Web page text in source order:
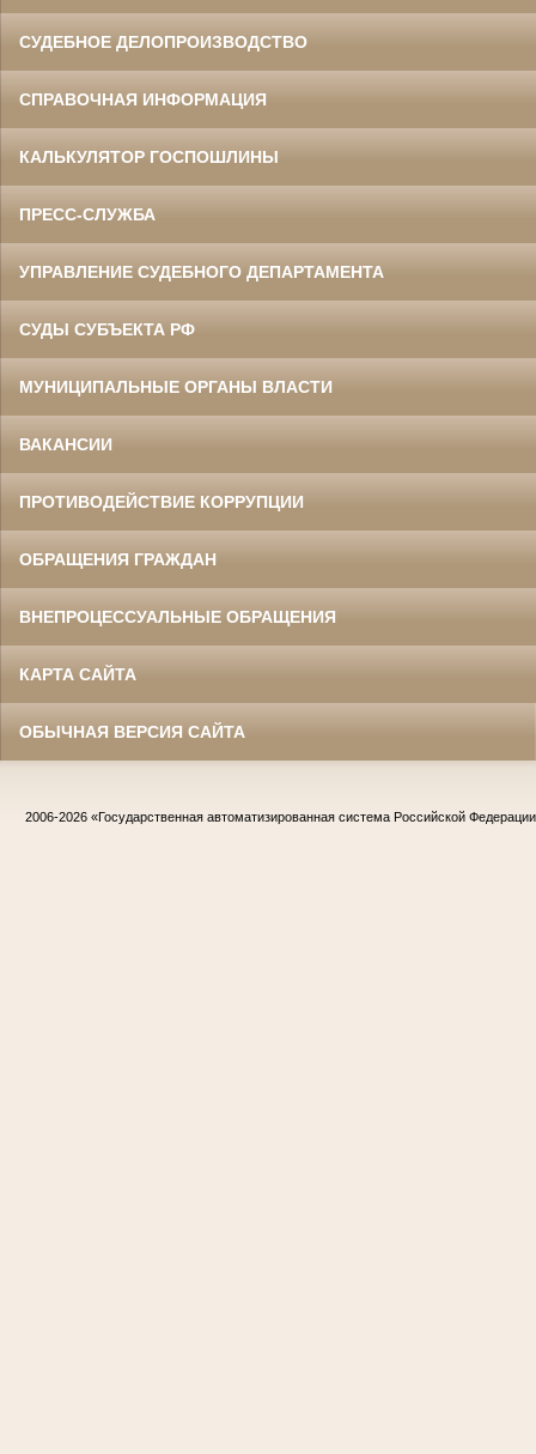
СУДЕБНОЕ ДЕЛОПРОИЗВОДСТВО
СПРАВОЧНАЯ ИНФОРМАЦИЯ
КАЛЬКУЛЯТОР ГОСПОШЛИНЫ
ПРЕСС-СЛУЖБА
УПРАВЛЕНИЕ СУДЕБНОГО ДЕПАРТАМЕНТА
СУДЫ СУБЪЕКТА РФ
МУНИЦИПАЛЬНЫЕ ОРГАНЫ ВЛАСТИ
ВАКАНСИИ
ПРОТИВОДЕЙСТВИЕ КОРРУПЦИИ
ОБРАЩЕНИЯ ГРАЖДАН
ВНЕПРОЦЕССУАЛЬНЫЕ ОБРАЩЕНИЯ
КАРТА САЙТА
ОБЫЧНАЯ ВЕРСИЯ САЙТА
2006-2026 «Государственная автоматизированная система Российской